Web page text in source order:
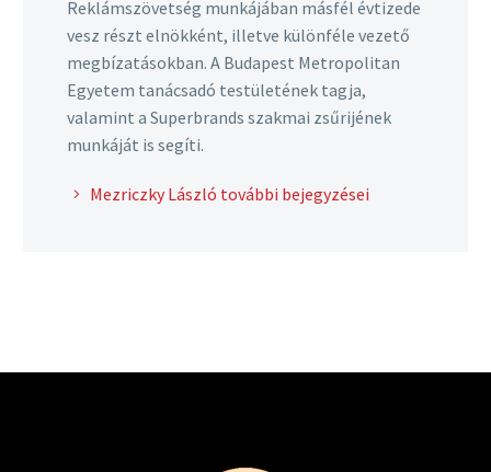
Reklámszövetség munkájában másfél évtizede
vesz részt elnökként, illetve különféle vezető
megbízatásokban. A Budapest Metropolitan
Egyetem tanácsadó testületének tagja,
valamint a Superbrands szakmai zsűrijének
munkáját is segíti.
Mezriczky László további bejegyzései